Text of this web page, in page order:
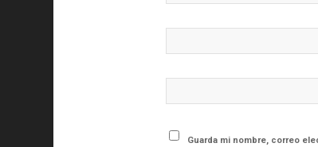
Guarda mi nombre, correo